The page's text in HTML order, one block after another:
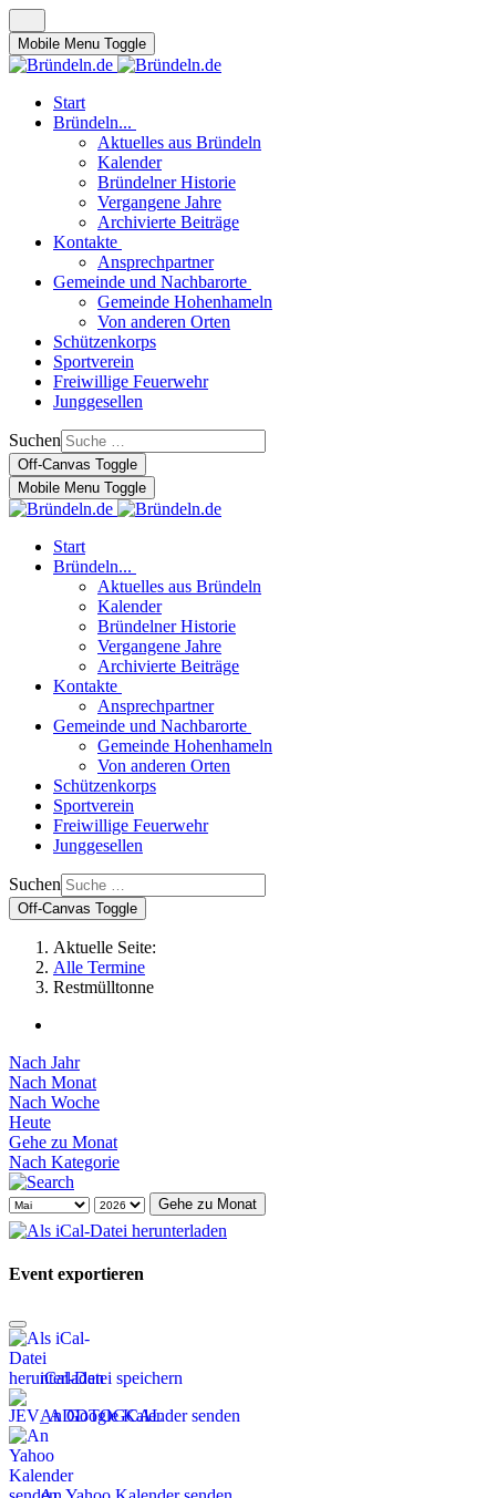
Mobile Menu Toggle
Start
Bründeln...
Aktuelles aus Bründeln
Kalender
Bründelner Historie
Vergangene Jahre
Archivierte Beiträge
Kontakte
Ansprechpartner
Gemeinde und Nachbarorte
Gemeinde Hohenhameln
Von anderen Orten
Schützenkorps
Sportverein
Freiwillige Feuerwehr
Junggesellen
Suchen
Off-Canvas Toggle
Mobile Menu Toggle
Start
Bründeln...
Aktuelles aus Bründeln
Kalender
Bründelner Historie
Vergangene Jahre
Archivierte Beiträge
Kontakte
Ansprechpartner
Gemeinde und Nachbarorte
Gemeinde Hohenhameln
Von anderen Orten
Schützenkorps
Sportverein
Freiwillige Feuerwehr
Junggesellen
Suchen
Off-Canvas Toggle
Aktuelle Seite:
Alle Termine
Restmülltonne
Nach Jahr
Nach Monat
Nach Woche
Heute
Gehe zu Monat
Nach Kategorie
Gehe zu Monat
Event exportieren
iCal-Datei speichern
An Google Kalender senden